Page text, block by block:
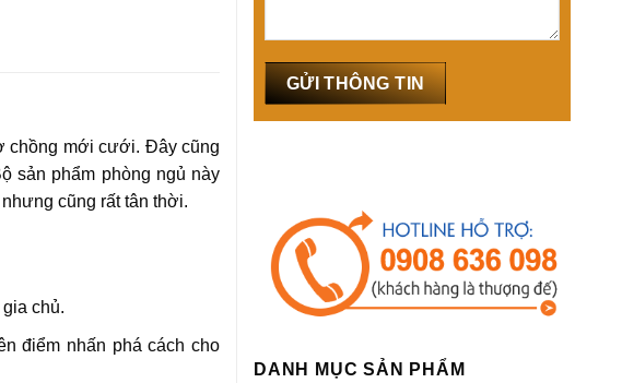
DANH MỤC SẢN PHẨM
chồng mới cưới. Đây cũng
sản phẩm phòng ngủ này
cũng rất tân thời.
chủ.
điểm nhấn phá cách cho